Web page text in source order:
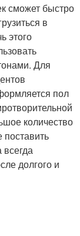
сможет быстро
в
этого
Для
пол
количество
долгого и